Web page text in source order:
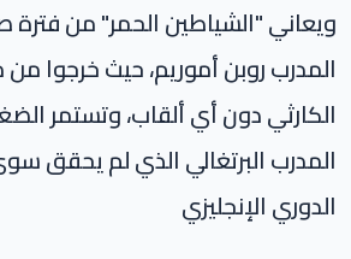
ويعاني "الشياطين الحمر" من
الكارثي دون أي ألقاب، وتستمر
المدرب البرتغالي الذي لم يحقق
الدوري الإنجليزي